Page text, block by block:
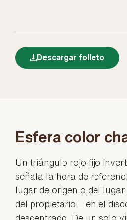
Descargar folleto
Esfera color
Un triángulo rojo fijo
señala la hora de
lugar de origen o del
del propietario— en el
descentrado. De un solo